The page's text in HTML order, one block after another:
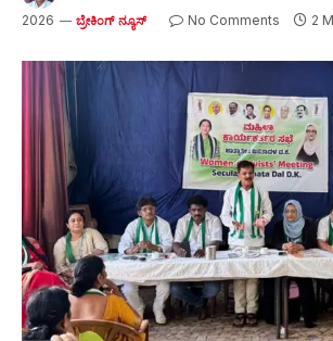
2026
ಬ್ರೇಕಿಂಗ್ ನ್ಯೂಸ್ No Comments 2